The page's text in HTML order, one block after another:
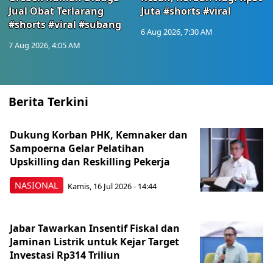
Jual Obat Terlarang
#shorts #viral #subang
7 Aug 2026, 4:05 AM
Juta #shorts #viral
6 Aug 2026, 7:30 AM
Berita Terkini
NASIONAL
Dukung Korban PHK, Kemnaker dan
Sampoerna Gelar Pelatihan
Upskilling dan Reskilling Pekerja
Kamis, 16 Jul 2026 - 14:44
Jabar Tawarkan Insentif Fiskal dan
Jaminan Listrik untuk Kejar Target
Investasi Rp314 Triliun